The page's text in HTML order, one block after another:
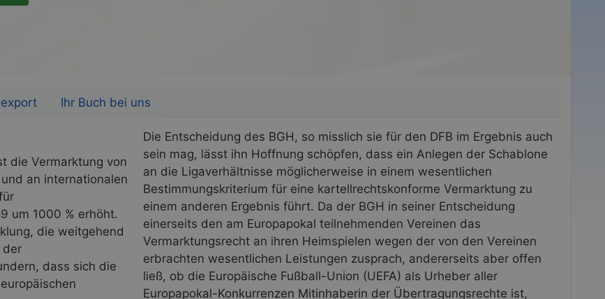
Ihr Buch bei uns
die Vermarktung von
an internationalen
um 1000 % erhöht.
die weitgehend
der
dass sich die
Die Entscheidung des BGH, so misslich sie für den DFB im Ergebnis auch
sein mag, lässt ihn Hoffnung schöpfen, dass ein Anlegen der Schablone
an die Ligaverhältnisse möglicherweise in einem wesentlichen
Bestimmungskriterium für eine kartellrechtskonforme Vermarktung zu
einem anderen Ergebnis führt. Da der BGH in seiner Entscheidung
einerseits den am Europapokal teilnehmenden Vereinen das
Vermarktungsrecht an ihren Heimspielen wegen der von den Vereinen
erbrachten wesentlichen Leistungen zusprach, andererseits aber offen
ließ, ob die Europäische Fußball-Union (UEFA) als Urheber aller
Europapokal-Konkurrenzen Mitinhaberin der Übertragungsrechte ist,